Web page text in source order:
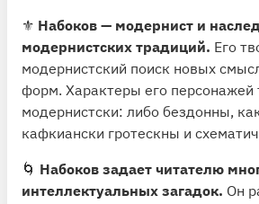
⚜️ Набоков — модернист и
модернистских традиций. Его
модернистский поиск новых
форм. Характеры его персонажей
модернистски: либо бездонны,
кафкиански гротескны и
🌀 Набоков задает читателю
интеллектуальных загадок. Он